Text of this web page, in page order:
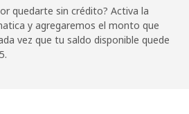
quedarte sin crédito? Activa la
y agregaremos el monto que
vez que tu saldo disponible quede